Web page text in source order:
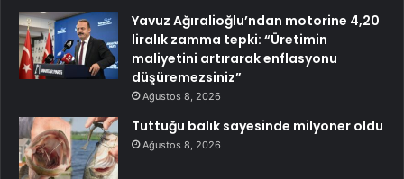
Yavuz Ağıralioğlu’ndan motorine 4,20
liralık zamma tepki: “Üretimin
maliyetini artırarak enflasyonu
düşüremezsiniz”
Ağustos 8, 2026
Tuttuğu balık sayesinde milyoner oldu
Ağustos 8, 2026